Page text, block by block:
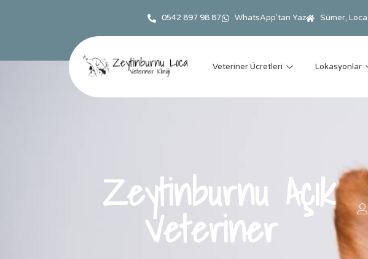
0542 897 98 87 WhatsApp'tan Yaz Sümer,
Veteriner Ücretleri Lokasyonlar
Zeytinburnu Açık
Veteriner